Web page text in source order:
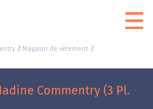
Magasin de vêtement
Commentry (3 Pl.